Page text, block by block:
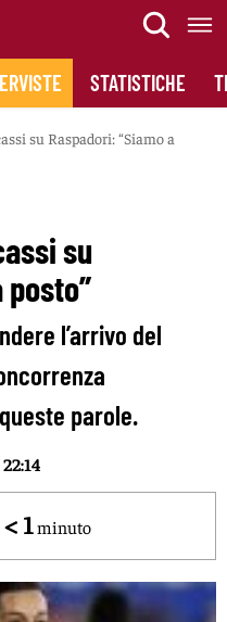
STATISTICHE
su Raspadori: “Siamo a
su
posto”
l’arrivo del
parole.
< 1 minuto